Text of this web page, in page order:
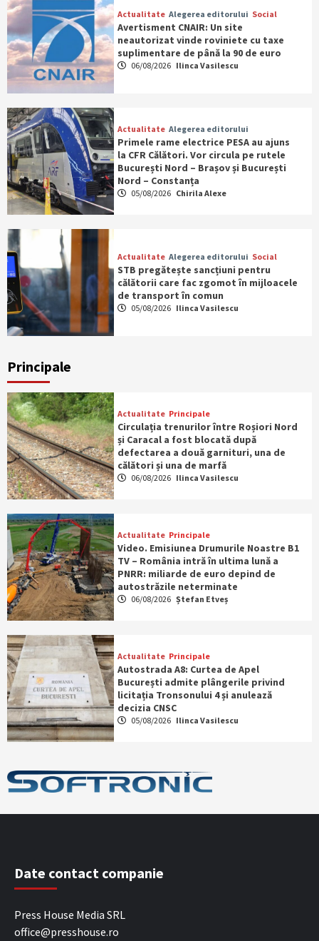
Actualitate Alegerea editorului Social
Avertisment CNAIR: Un site
neautorizat vinde roviniete cu taxe
suplimentare de până la 90 de euro
06/08/2026 Ilinca Vasilescu
Actualitate Alegerea editorului
Primele rame electrice PESA au ajuns
la CFR Călători. Vor circula pe rutele
București Nord – Brașov și București
Nord – Constanța
05/08/2026 Chirila Alexe
Actualitate Alegerea editorului Social
STB pregătește sancțiuni pentru
călătorii care fac zgomot în mijloacele
de transport în comun
05/08/2026 Ilinca Vasilescu
Principale
Actualitate Principale
Circulația trenurilor între Roșiori Nord
și Caracal a fost blocată după
defectarea a două garnituri, una de
călători și una de marfă
06/08/2026 Ilinca Vasilescu
Actualitate Principale
Video. Emisiunea Drumurile Noastre B1
TV – România intră în ultima lună a
PNRR: miliarde de euro depind de
autostrăzile neterminate
06/08/2026 Ștefan Etveș
Actualitate Principale
Autostrada A8: Curtea de Apel
București admite plângerile privind
licitația Tronsonului 4 și anulează
decizia CNSC
05/08/2026 Ilinca Vasilescu
Date contact companie
Press House Media SRL
office@presshouse.ro